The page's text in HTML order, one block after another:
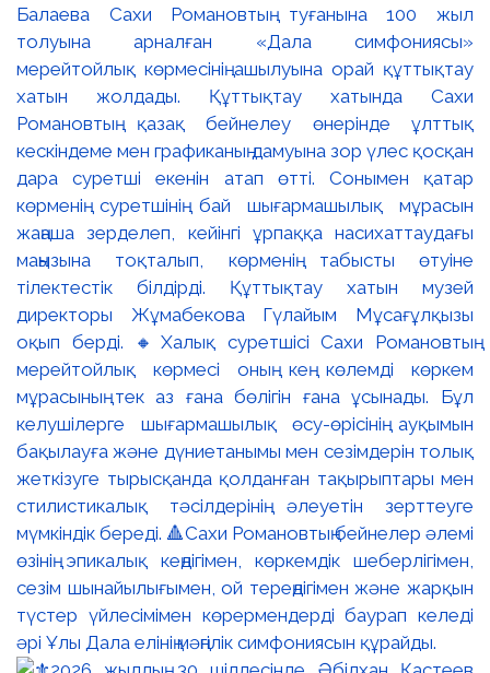
Балаева Сахи Романовтың туғанына 100 жыл
толуына арналған «Дала симфониясы»
мерейтойлық көрмесінің ашылуына орай құттықтау
хатын жолдады. Құттықтау хатында Сахи
Романовтың қазақ бейнелеу өнерінде ұлттық
кескіндеме мен графиканың дамуына зор үлес қосқан
дара суретші екенін атап өтті. Сонымен қатар
көрменің суретшінің бай шығармашылық мұрасын
жаңаша зерделеп, кейінгі ұрпаққа насихаттаудағы
маңызына тоқталып, көрменің табысты өтуіне
тілектестік білдірді. Құттықтау хатын музей
директоры Жұмабекова Гүлайым Мұсағұлқызы
оқып берді. 🔸Халық суретшісі Сахи Романовтың
мерейтойлық көрмесі оның кең көлемді көркем
мұрасының тек аз ғана бөлігін ғана ұсынады. Бұл
келушілерге шығармашылық өсу-өрісінің ауқымын
бақылауға және дүниетанымы мен сезімдерін толық
жеткізуге тырысқанда қолданған тақырыптары мен
стилистикалық тәсілдерінің әлеуетін зерттеуге
мүмкіндік береді. 🔺Сахи Романовтың бейнелер әлемі
өзінің эпикалық кеңдігімен, көркемдік шеберлігімен,
сезім шынайылығымен, ой тереңдігімен және жарқын
түстер үйлесімімен көрермендерді баурап келеді
әрі Ұлы Дала елінің мәңгілік симфониясын құрайды.